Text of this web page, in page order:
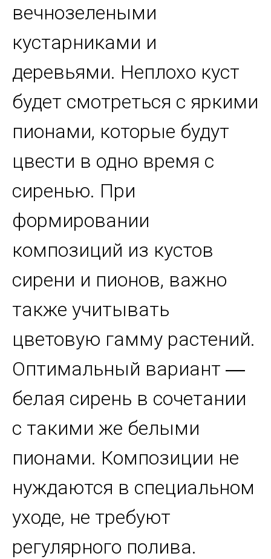
вечнозелеными
кустарниками и
деревьями. Неплохо куст
будет смотреться с яркими
пионами, которые будут
цвести в одно время с
сиренью. При
формировании
композиций из кустов
сирени и пионов, важно
также учитывать
цветовую гамму растений.
Оптимальный вариант ―
белая сирень в сочетании
с такими же белыми
пионами. Композиции не
нуждаются в специальном
уходе, не требуют
регулярного полива.